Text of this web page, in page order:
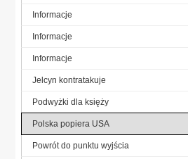
Informacje
Informacje
Informacje
Jelcyn kontratakuje
Podwyżki dla księży
Polska popiera USA
Powrót do punktu wyjścia